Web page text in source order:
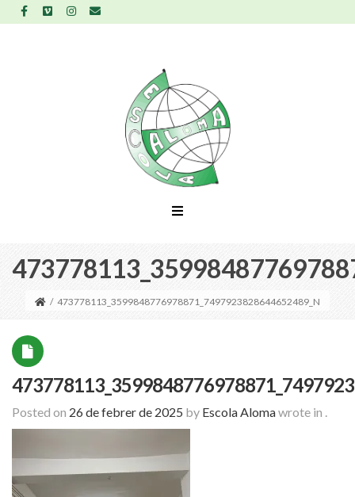
/ 473778113_3599848776978871_7497923828644652489_N
Posted on 26 de febrer de 2025 by Escola Alomawrote in .